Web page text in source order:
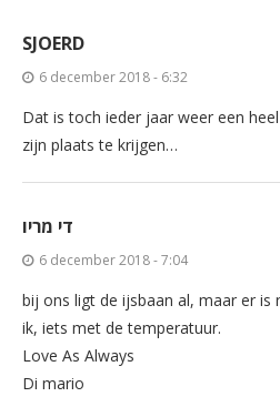
SJOERD
6 december 2018 - 6:32
Dat is toch ieder jaar weer een
zijn plaats te krijgen…
די מריו
6 december 2018 - 7:04
bij ons ligt de ijsbaan al, maar er is
ik, iets met de temperatuur.
Love As Always
Di mario